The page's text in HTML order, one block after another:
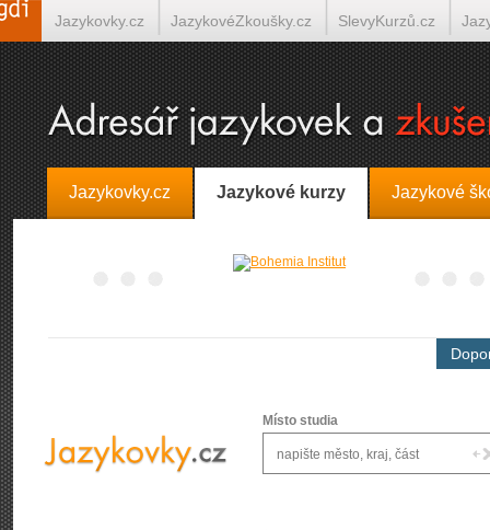
Jazykovky.cz Jazykové kurzy Jazykové
Místo studia
Jazykovky.cz JazykovéZkoušky.cz SlevyKurzů.cz
Španělština on-line Italština on-line Tlumočení-